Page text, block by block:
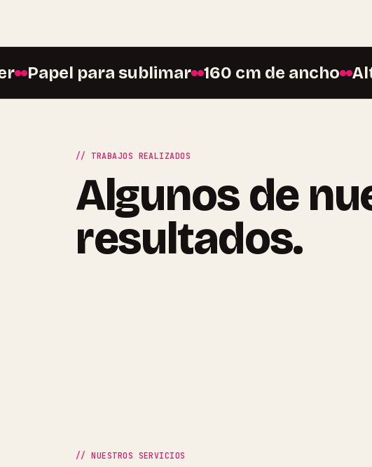
para sublimar 160 cm de ancho Alta
// TRABAJOS REALIZADOS
Algunos de
resultados.
// NUESTROS SERVICIOS